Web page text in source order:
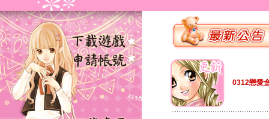
0312戀愛